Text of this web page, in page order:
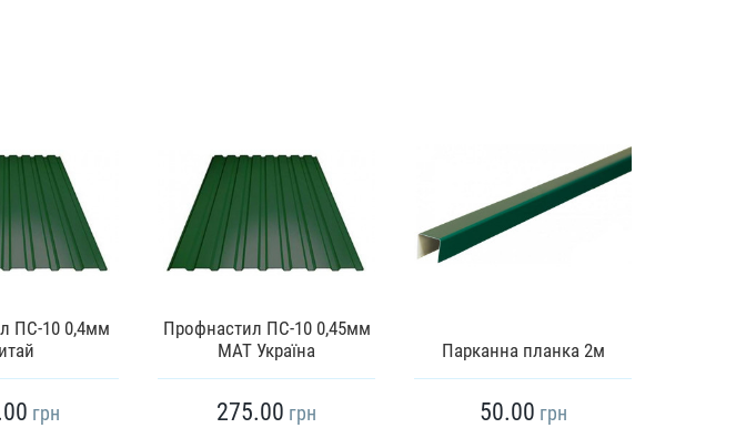
ПС-10 0,4мм
грн
Профнастил ПС-10 0,45мм
МАТ Україна
275.00 грн
Парканна планка 2м
50.00 грн